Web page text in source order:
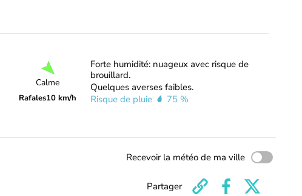
Calme
Rafales10 km/h
Forte humidité: nuageux avec risque de
brouillard.
Quelques averses faibles.
Risque de pluie
75 %
Recevoir la météo de ma ville
Partager